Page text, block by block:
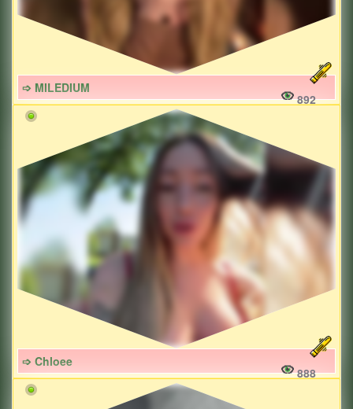
➩ MILEDIUM
892
➩ Chloee
888